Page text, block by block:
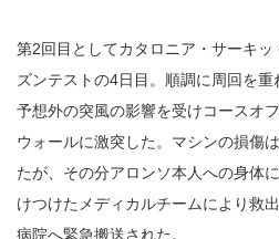
第2回目としてカタロニア・サーキ
ズンテストの4日目。順調に周回を重
予想外の突風の影響を受けコースオ
ウォールに激突した。マシンの損傷
たが、その分アロンソ本人への身体
けつけたメディカルチームにより救
病院へ緊急搬送された。